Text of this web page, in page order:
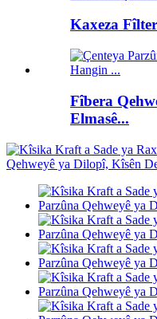
Kaxeza
Fîbera
Elmasê...